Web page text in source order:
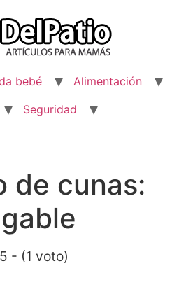
bebé
Alimentación
Seguridad
de cunas:
- (1 voto)